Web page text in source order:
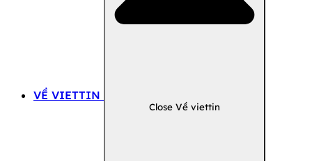
VỀ VIETTIN
Close Về viettin